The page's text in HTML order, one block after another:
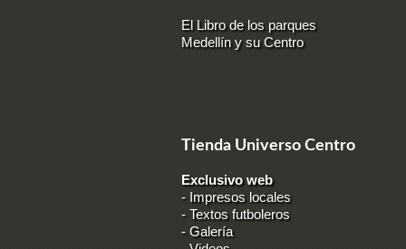
El Libro de los parques
Medellín y su Centro
Tienda Universo Centro
Exclusivo web
- Impresos locales
- Textos futboleros
-Galería